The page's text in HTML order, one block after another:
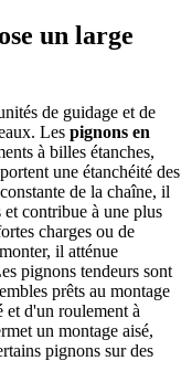
un large
de guidage et de
Les pignons en
à billes étanches,
une étanchéité des
de la chaîne, il
et contribue à une plus
charges ou de
il atténue
pignons tendeurs sont
prêts au montage
et d'un roulement à
un montage aisé,
pignons sur des